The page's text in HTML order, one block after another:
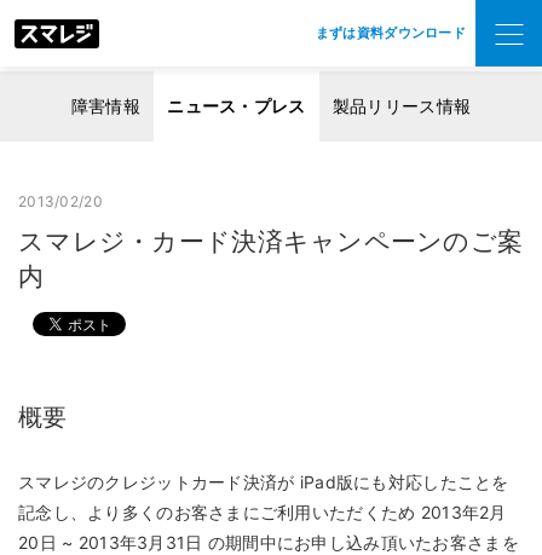
まずは資料ダウンロード
障害情報 ニュース・プレス 製品リリース情報
2013/02/20
スマレジ・カード決済キャンペーンのご案
内
概要
スマレジのクレジットカード決済が iPad版にも対応したことを
記念し、より多くのお客さまにご利用いただくため 2013年2月
20日 ~ 2013年3月31日 の期間中にお申し込み頂いたお客さまを